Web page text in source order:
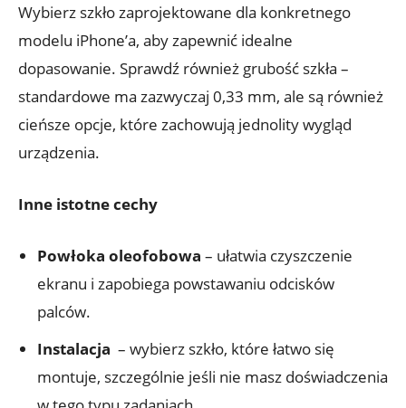
Wybierz szkło‍ zaprojektowane dla konkretnego‍
modelu iPhone’a, aby zapewnić idealne
dopasowanie. ​Sprawdź również ⁣grubość ⁢szkła –
standardowe ma‌ zazwyczaj ​0,33⁤ mm, ⁤ale są również
cieńsze opcje, które zachowują jednolity wygląd
urządzenia.
Inne istotne ​cechy
Powłoka oleofobowa ⁢– ułatwia czyszczenie‌
ekranu‌ i zapobiega powstawaniu odcisków⁤
palców.
Instalacja ⁣ –‍ wybierz szkło, które łatwo się ​
montuje, szczególnie ⁢jeśli nie masz‍ doświadczenia